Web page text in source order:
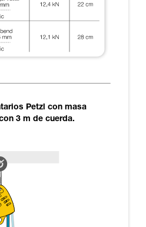
Petzl con masa
3 m de cuerda.